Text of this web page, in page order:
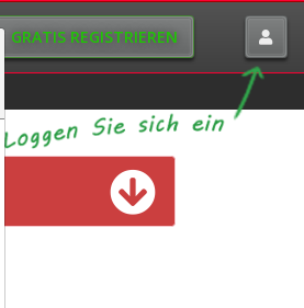
GRATIS REGISTRIEREN